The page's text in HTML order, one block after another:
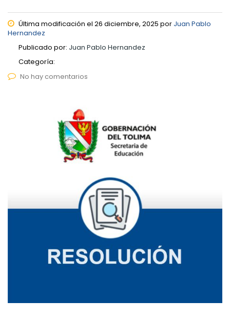
Última modificación el 26 diciembre, 2025 por Juan Pablo
Hernandez
Publicado por: Juan Pablo Hernandez
Categoría:
No hay comentarios